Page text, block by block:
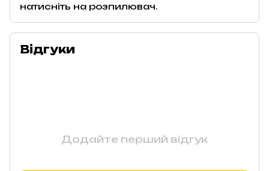
натисніть на розпилювач.
Відгуки
Додайте перший відгук